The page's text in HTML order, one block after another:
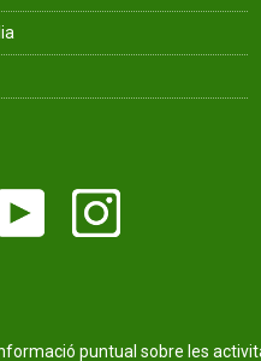
puntual sobre les